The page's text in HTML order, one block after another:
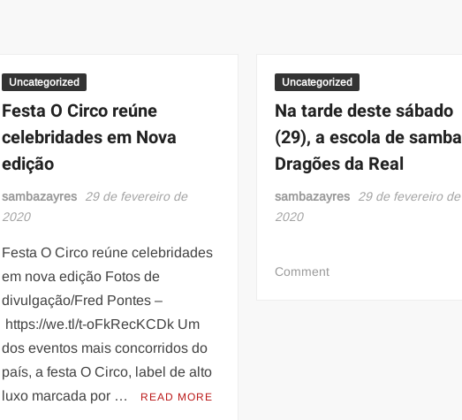
Uncategorized
Festa O Circo reúne
celebridades em Nova
edição
sambazayres
29 de fevereiro de
2020
Festa O Circo reúne celebridades
em nova edição Fotos de
divulgação/Fred Pontes –
https://we.tl/t-oFkRecKCDk Um
dos eventos mais concorridos do
país, a festa O Circo, label de alto
luxo marcada por …
READ MORE
Uncategorized
Na tarde deste sábado
(29), a escola de samba
Dragões da Real
sambazayres
29 de fevereiro de
2020
Commenton